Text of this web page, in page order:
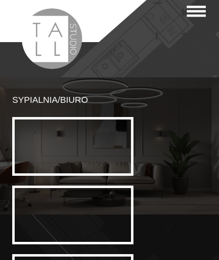
SYPIALNIA/BIURO